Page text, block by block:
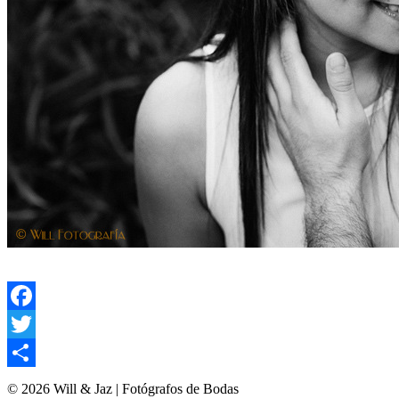
Facebook
Twitter
Compartir
© 2026 Will & Jaz | Fotógrafos de Bodas